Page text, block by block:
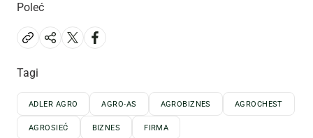
Poleć
Tagi
ADLER AGRO AGRO-AS AGROBIZNES AGROCHEST
AGROSIEĆ BIZNES FIRMA